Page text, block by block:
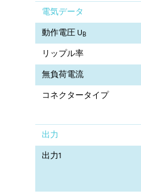
電気データ
動作電圧 UB
リップル率
無負荷電流
コネクタータイプ
出力
出力1